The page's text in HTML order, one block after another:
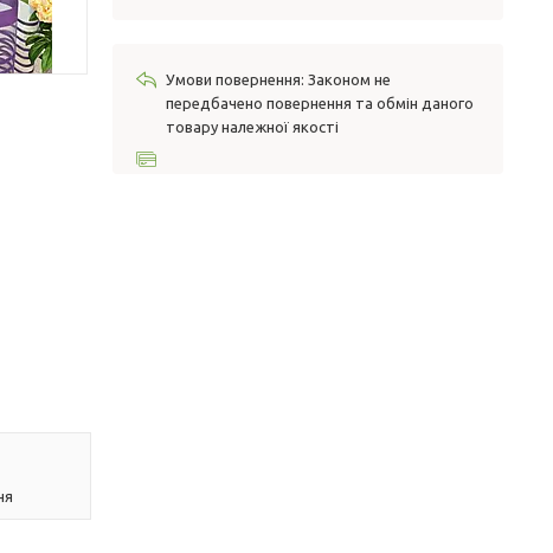
Законом не
передбачено повернення та обмін даного
товару належної якості